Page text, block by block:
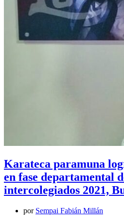
Karateca paramuna
en fase departamental
intercolegiados 2021,
por Sempai Fabián Millán